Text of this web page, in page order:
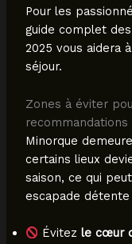
Pour les
guide complet
2025 vous aidera
séjour.
Zones à éviter
recommandations
Minorque
certains lieux
saison, ce qui
escapade détente
Évitezle cœur